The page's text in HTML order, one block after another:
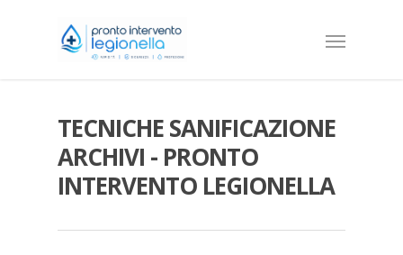
TECNICHE SANIFICAZIONE
ARCHIVI - PRONTO
INTERVENTO LEGIONELLA